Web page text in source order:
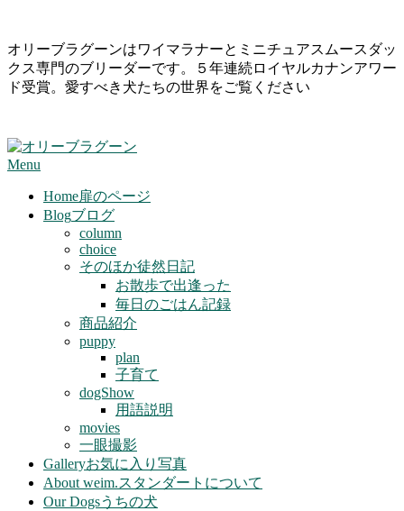
Skip
to
content
オリーブラグーンはワイマラナーとミニチュアスムースダッ
クス専門のブリーダーです。５年連続ロイヤルカナンアワー
ド受賞。愛すべき犬たちの世界をご覧ください
Primary
Menu
Menu
Home扉のページ
Blogブログ
column
choice
そのほか徒然日記
お散歩で出逢った
毎日のごはん記録
商品紹介
puppy
plan
子育て
dogShow
用語説明
movies
一眼撮影
Galleryお気に入り写真
About weim.スタンダートについて
Our Dogsうちの犬